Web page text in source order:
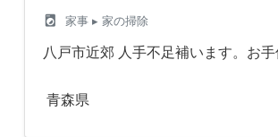
local_laundry_service 家事 ▸ 家の掃除
八戸市近郊 人手不足補います。お手
青森県